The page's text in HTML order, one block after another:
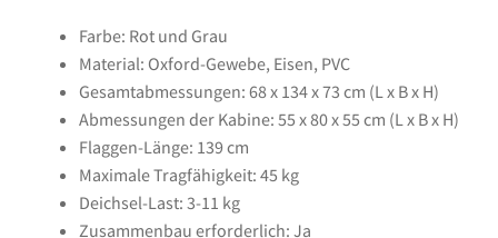
Farbe: Rot und Grau
Material: Oxford-Gewebe, Eisen, PVC
Gesamtabmessungen: 68 x 134 x 73 cm (L x B x H)
Abmessungen der Kabine: 55 x 80 x 55 cm (L x B x H)
Flaggen-Länge: 139 cm
Maximale Tragfähigkeit: 45 kg
Deichsel-Last: 3-11 kg
Zusammenbau erforderlich: Ja